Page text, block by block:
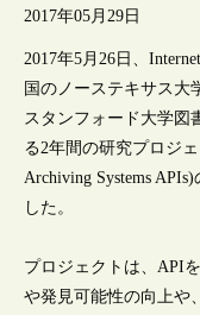
2017年05月29日
2017年5月26日、
国のノーステキサス大
スタンフォード大学図
る2年間の研究プロジ
Archiving Systems
した。
プロジェクトは、API
や発見可能性の向上や